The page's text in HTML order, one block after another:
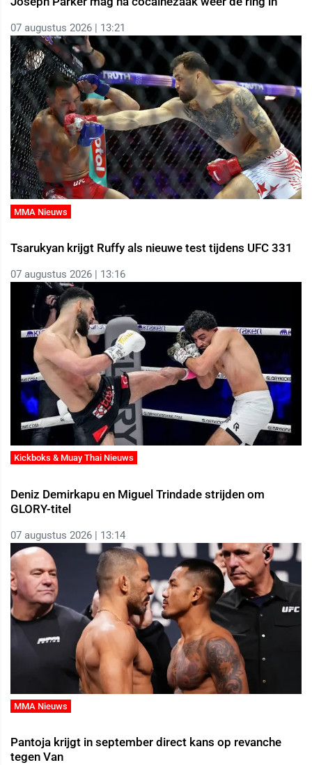
07 augustus 2026 | 13:21
MMA Nieuws
Tsarukyan krijgt Ruffy als nieuwe test tijdens UFC 331
07 augustus 2026 | 13:16
Kickboks & Muay Thai Nieuws
Deniz Demirkapu en Miguel Trindade strijden om
GLORY-titel
07 augustus 2026 | 13:14
MMA Nieuws
Pantoja krijgt in september direct kans op revanche
tegen Van